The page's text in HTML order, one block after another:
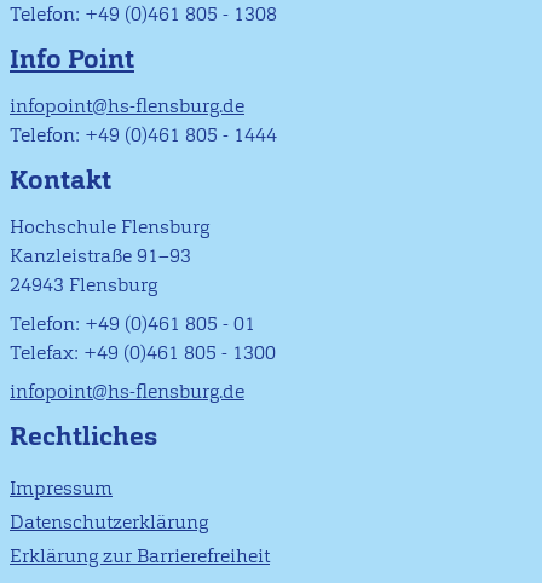
Telefon: +49 (0)461 805 - 1308
Info Point
infopoint@hs-flensburg.de
Telefon: +49 (0)461 805 - 1444
Kontakt
Hochschule Flensburg
Kanzleistraße 91–93
24943 Flensburg
Telefon: +49 (0)461 805 - 01
Telefax: +49 (0)461 805 - 1300
infopoint@hs-flensburg.de
Rechtliches
Impressum
Datenschutzerklärung
Erklärung zur Barrierefreiheit